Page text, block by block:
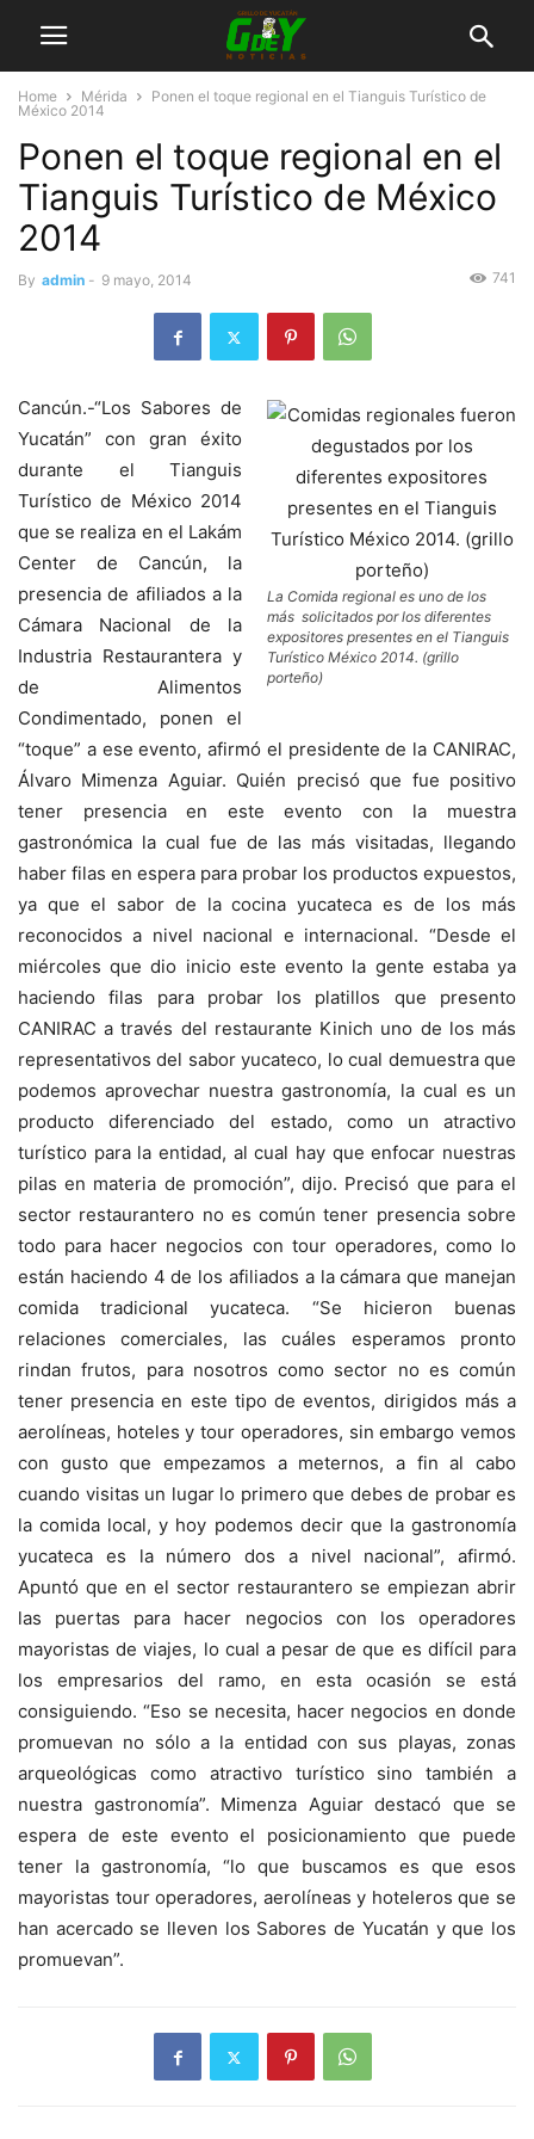
Home Mérida
Ponen el toque regional en el Tianguis Turístico de
México 2014
Ponen el toque regional en el
Tianguis Turístico de México
2014
By admin - 9 mayo, 2014 741
La Comida regional es uno de los
más solicitados por los diferentes
expositores presentes en el Tianguis
Turístico México 2014. (grillo
porteño)
Cancún.-“Los Sabores de
Yucatán” con gran éxito
durante el Tianguis
Turístico de México 2014
que se realiza en el Lakám
Center de Cancún, la
presencia de afiliados a la
Cámara Nacional de la
Industria Restaurantera y
de Alimentos
Condimentado, ponen el
“toque” a ese evento, afirmó el presidente de la CANIRAC,
Álvaro Mimenza Aguiar. Quién precisó que fue positivo
tener presencia en este evento con la muestra
gastronómica la cual fue de las más visitadas, llegando
haber filas en espera para probar los productos expuestos,
ya que el sabor de la cocina yucateca es de los más
reconocidos a nivel nacional e internacional. “Desde el
miércoles que dio inicio este evento la gente estaba ya
haciendo filas para probar los platillos que presento
CANIRAC a través del restaurante Kinich uno de los más
representativos del sabor yucateco, lo cual demuestra que
podemos aprovechar nuestra gastronomía, la cual es un
producto diferenciado del estado, como un atractivo
turístico para la entidad, al cual hay que enfocar nuestras
pilas en materia de promoción”, dijo. Precisó que para el
sector restaurantero no es común tener presencia sobre
todo para hacer negocios con tour operadores, como lo
están haciendo 4 de los afiliados a la cámara que manejan
comida tradicional yucateca. “Se hicieron buenas
relaciones comerciales, las cuáles esperamos pronto
rindan frutos, para nosotros como sector no es común
tener presencia en este tipo de eventos, dirigidos más a
aerolíneas, hoteles y tour operadores, sin embargo vemos
con gusto que empezamos a meternos, a fin al cabo
cuando visitas un lugar lo primero que debes de probar es
la comida local, y hoy podemos decir que la gastronomía
yucateca es la número dos a nivel nacional”, afirmó.
Apuntó que en el sector restaurantero se empiezan abrir
las puertas para hacer negocios con los operadores
mayoristas de viajes, lo cual a pesar de que es difícil para
los empresarios del ramo, en esta ocasión se está
consiguiendo. “Eso se necesita, hacer negocios en donde
promuevan no sólo a la entidad con sus playas, zonas
arqueológicas como atractivo turístico sino también a
nuestra gastronomía”. Mimenza Aguiar destacó que se
espera de este evento el posicionamiento que puede
tener la gastronomía, “lo que buscamos es que esos
mayoristas tour operadores, aerolíneas y hoteleros que se
han acercado se lleven los Sabores de Yucatán y que los
promuevan”.